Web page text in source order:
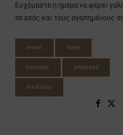
Ευχόμαστε η ημέρα να φέρει
σε εσάς και τους αγαπημένους
elviart fwtisi
kaloidas pitabread
theofania